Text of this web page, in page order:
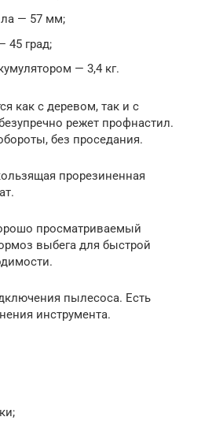
— 57 мм;
45 град;
— 3,4 кг.
как с деревом, так и с
режет профнастил.
без проседания.
прорезиненная
просматриваемый
выбега для быстрой
пылесоса. Есть
инструмента.